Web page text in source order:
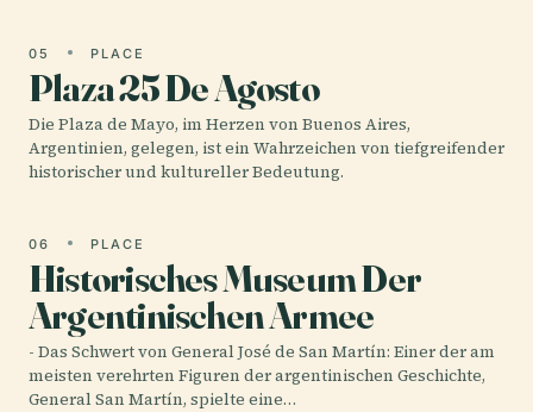
05 PLACE
Plaza 25 De Agosto
Die Plaza de Mayo, im Herzen von Buenos Aires,
Argentinien, gelegen, ist ein Wahrzeichen von tiefgreifender
historischer und kultureller Bedeutung.
06 PLACE
Historisches Museum Der
Argentinischen Armee
- Das Schwert von General José de San Martín: Einer der am
meisten verehrten Figuren der argentinischen Geschichte,
General San Martín, spielte eine…